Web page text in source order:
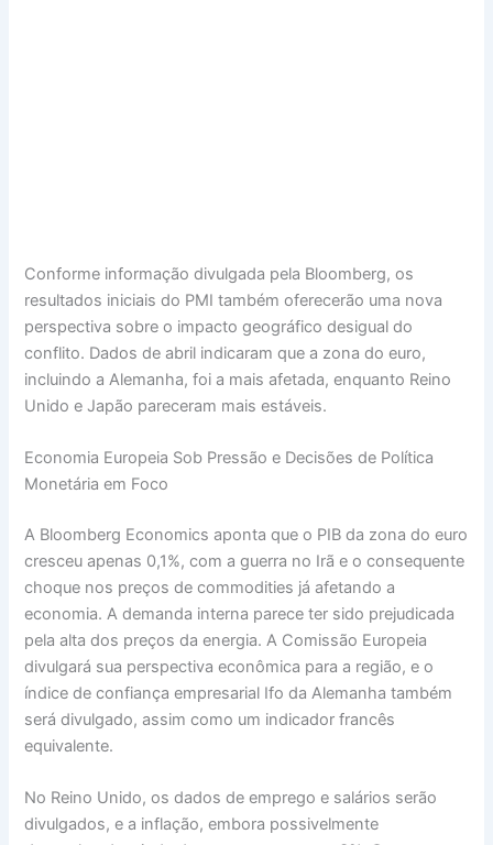
Conforme informação divulgada pela Bloomberg, os
resultados iniciais do PMI também oferecerão uma nova
perspectiva sobre o impacto geográfico desigual do
conflito. Dados de abril indicaram que a zona do euro,
incluindo a Alemanha, foi a mais afetada, enquanto Reino
Unido e Japão pareceram mais estáveis.
Economia Europeia Sob Pressão e Decisões de Política
Monetária em Foco
A Bloomberg Economics aponta que o PIB da zona do euro
cresceu apenas 0,1%, com a guerra no Irã e o consequente
choque nos preços de commodities já afetando a
economia. A demanda interna parece ter sido prejudicada
pela alta dos preços da energia. A Comissão Europeia
divulgará sua perspectiva econômica para a região, e o
índice de confiança empresarial Ifo da Alemanha também
será divulgado, assim como um indicador francês
equivalente.
No Reino Unido, os dados de emprego e salários serão
divulgados, e a inflação, embora possivelmente